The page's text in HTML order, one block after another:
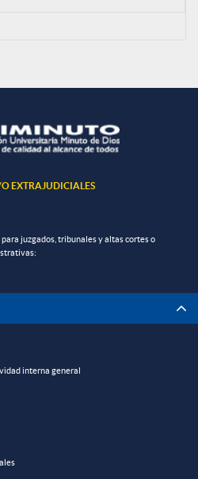
EXTRAJUDICIALES
juzgados, tribunales y altas cortes o
interna general